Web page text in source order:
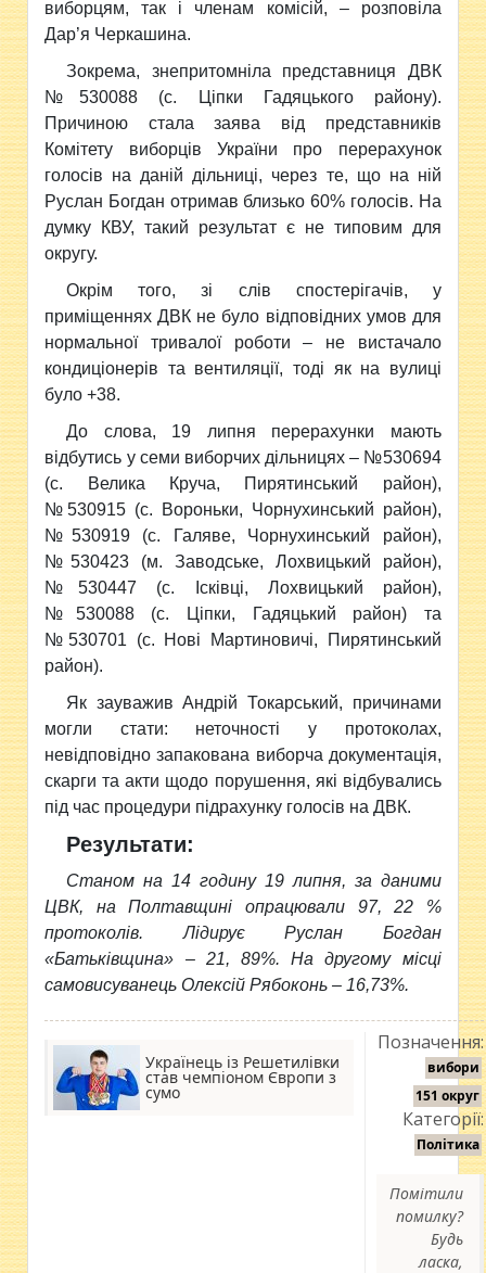
виборцям, так і членам комісій, – розповіла
Дар’я Черкашина.
Зокрема, знепритомніла представниця ДВК
№530088 (с. Ціпки Гадяцького району).
Причиною стала заява від представників
Комітету виборців України про перерахунок
голосів на даній дільниці, через те, що на ній
Руслан Богдан отримав близько 60% голосів. На
думку КВУ, такий результат є не типовим для
округу.
Окрім того, зі слів спостерігачів, у
приміщеннях ДВК не було відповідних умов для
нормальної тривалої роботи – не вистачало
кондиціонерів та вентиляції, тоді як на вулиці
було +38.
До слова, 19 липня перерахунки мають
відбутись у семи виборчих дільницях – №530694
(с. Велика Круча, Пирятинський район),
№530915 (с. Вороньки, Чорнухинський район),
№530919 (с. Галяве, Чорнухинський район),
№530423 (м. Заводське, Лохвицький район),
№530447 (с. Ісківці, Лохвицький район),
№530088 (с. Ціпки, Гадяцький район) та
№530701 (с. Нові Мартиновичі, Пирятинський
район).
Як зауважив Андрій Токарський, причинами
могли стати: неточності у протоколах,
невідповідно запакована виборча документація,
скарги та акти щодо порушення, які відбувались
під час процедури підрахунку голосів на ДВК.
Результати:
Станом на 14 годину 19 липня, за даними
ЦВК, на Полтавщині опрацювали 97, 22 %
протоколів. Лідирує Руслан Богдан
«Батьківщина» – 21, 89%. На другому місці
самовисуванець Олексій Рябоконь – 16,73%.
Українець із Решетилівки
став чемпіоном Європи з
сумо
Позначення:
вибори
151 округ
Категорії:
Політика
Помітили
помилку?
Будь
ласка,